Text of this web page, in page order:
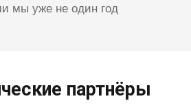
мы уже не один год
партнёры